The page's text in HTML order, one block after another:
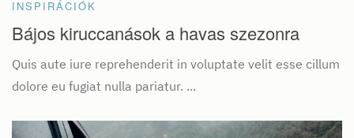
INSPIRÁCIÓK
Bájos kiruccanások a havas szezonra
Quis aute iure reprehenderit in voluptate velit esse cillum
dolore eu fugiat nulla pariatur. ...